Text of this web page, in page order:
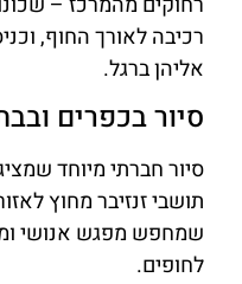
רכיבה לאורך החוף,
אליהן ברגל.
סיור בכפרים
סיור חברתי מיוחד
תושבי זנזיבר מחוץ
שמחפש מפגש אנושי
לחופים.